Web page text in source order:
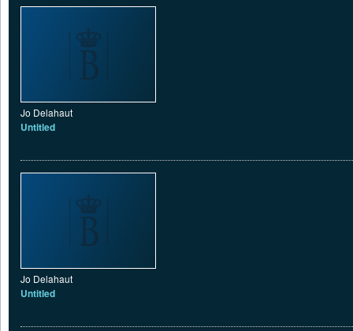
Jo Delahaut
Untitled
Jo Delahaut
Untitled